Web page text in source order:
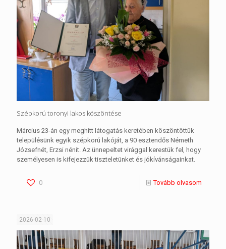
Szépkorú toronyi lakos köszöntése
Március 23-án egy meghitt látogatás keretében köszöntöttük
településünk egyik szépkorú lakóját, a 90 esztendős Németh
Józsefnét, Erzsi nénit. Az ünnepeltet virággal kerestük fel, hogy
személyesen is kifejezzük tiszteletünket és jókívánságainkat.
0 Tovább olvasom
2026-02-10